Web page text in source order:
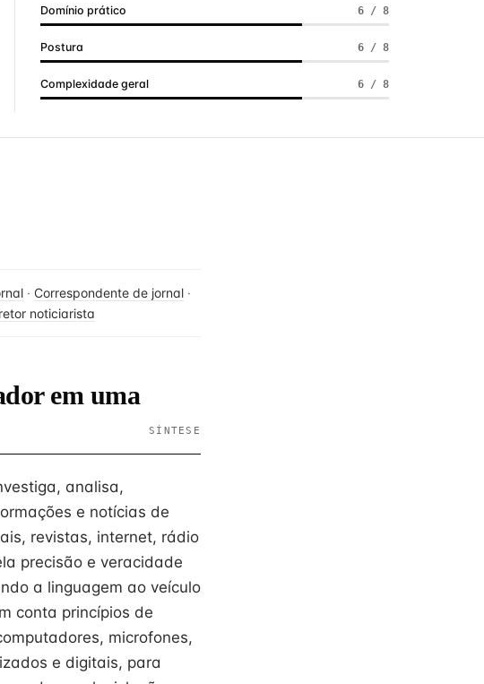
Domínio prático 6 / 8
Postura 6 / 8
Complexidade geral 6 / 8
· Correspondente de jornal ·
noticiarista
em uma
SÍNTESE
analisa,
e notícias de
revistas, internet, rádio
precisão e veracidade
a linguagem ao veículo
conta princípios de
microfones,
e digitais, para